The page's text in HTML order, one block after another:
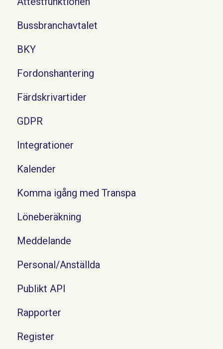
Bussbranchavtalet
BKY
Fordonshantering
Färdskrivartider
GDPR
Integrationer
Kalender
Komma igång med Transpa
Löneberäkning
Meddelande
Personal/Anställda
Publikt API
Rapporter
Register